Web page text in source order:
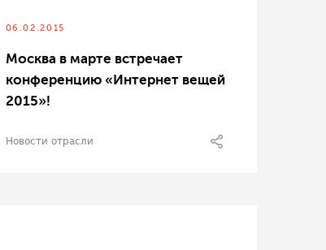
06.02.2015
Москва в марте встречает
конференцию «Интернет вещей
2015»!
Новости отрасли